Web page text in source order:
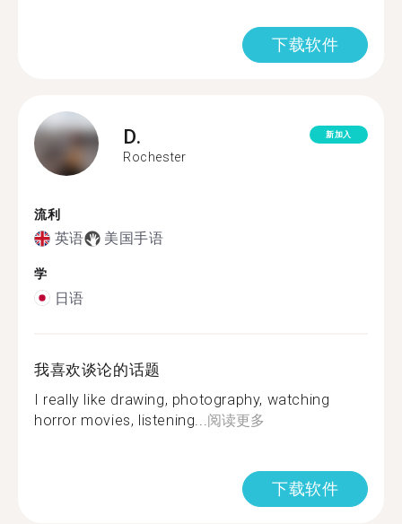
下载软件
D.
Rochester
新加入
流利
英语 美国手语
学
日语
我喜欢谈论的话题
I really like drawing, photography, watching
horror movies, listening... 阅读更多
下载软件